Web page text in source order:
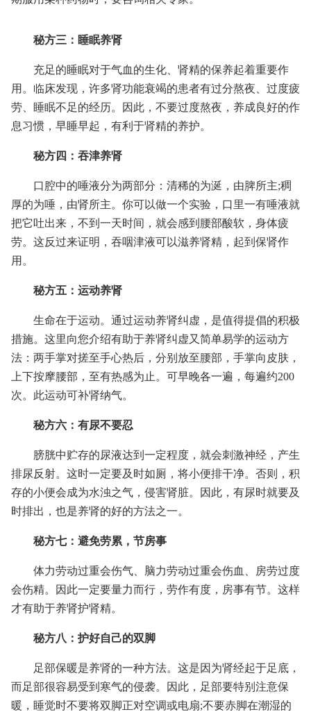
秘方三：睡眠养肾
充足的睡眠对于气血的生化、肾精的保养起着重要作
用。临床发现，许多肾功能衰竭的患者有过分熬夜、过度疲
劳、睡眠不足的经历。因此，不要过度熬夜，养成良好的作
息习惯，早睡早起，有利于肾精的养护。
秘方四：吞津养肾
口腔中的唾液分为两部分：清稀的为涎，由脾所主;稠
厚的为唾，由肾所主。你可以做一个实验，口里一有唾液就
把它吐出来，不到一天时间，就会感到腰部酸软，身体疲
劳。这反过来证明，吞咽津液可以滋养肾精，起到保肾作
用。
秘方五：运动养肾
生命在于运动。通过运动养肾纠虚，是值得提倡的积极
措施。这里向您介绍有助于养肾纠虚又简单易学的运动方
法：两手掌对搓至手心热后，分别放至腰部，手掌向皮肤，
上下按摩腰部，至有热感为止。可早晚各一遍，每遍约200
次。此运动可补肾纳气。
秘方六：有尿不要忍
膀胱中贮存的尿液达到一定程度，就会刺激神经，产生
排尿反射。这时一定要及时如厕，将小便排干净。否则，积
存的小便会成为水浊之气，侵害肾脏。因此，有尿时就要及
时排出，也是养肾的好的方法之一。
秘方七：避免劳累，节房事
体力劳动过重会伤气、脑力劳动过重会伤血、房劳过度
会伤精。因此一定要量力而行，劳作有度，房事有节。这样
才有助于养肾护肾精。
秘方八：护好自己的双脚
足部保暖是养肾的一种方法。这是因为肾经起于足底，
而足部很容易受到寒气的侵袭。因此，足部要特别注意保
暖，睡觉时不要将双脚正对空调或电扇;不要赤脚在潮湿的